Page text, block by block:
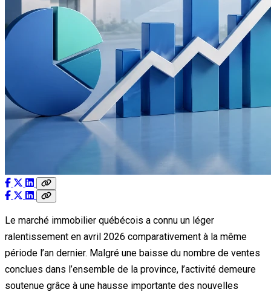
Le marché immobilier québécois a connu un léger
ralentissement en avril 2026 comparativement à la même
période l’an dernier. Malgré une baisse du nombre de ventes
conclues dans l’ensemble de la province, l’activité demeure
soutenue grâce à une hausse importante des nouvelles